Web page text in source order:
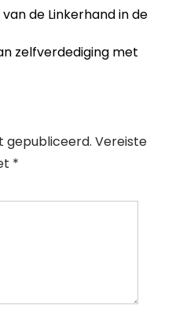
de Linkerhand in de
zelfverdediging met
gepubliceerd. Vereiste
*